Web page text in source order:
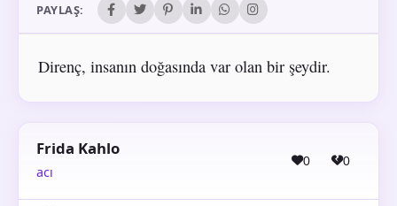
PAYLAŞ:
Direnç, insanın doğasında var olan bir şeydir.
Frida Kahlo
acı
0 0